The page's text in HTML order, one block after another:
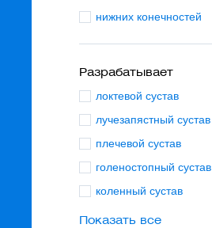
нижних конечностей
Разрабатывает
локтевой сустав
лучезапястный сустав
плечевой сустав
голеностопный сустав
коленный сустав
Показать все